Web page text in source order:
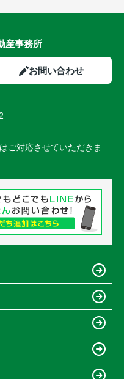
産事務所
お問い合わせ
ご対応させていただきま